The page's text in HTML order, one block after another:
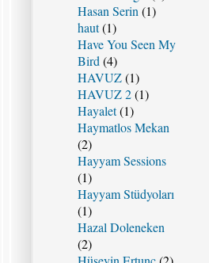
Hasan Serin (1)
haut(1)
Have You Seen My
Bird (4)
HAVUZ(1)
HAVUZ 2(1)
Hayalet(1)
Haymatlos Mekan
(2)
Hayyam Sessions
(1)
Hayyam Stüdyoları
(1)
Hazal Doleneken
(2)